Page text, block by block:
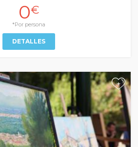
0€
*Por persona
DETALLES
+